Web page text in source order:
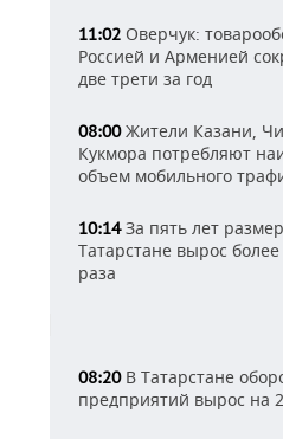
11:02 Оверчук:
Россией и Арменией
две трети за год
08:00Жители Казани,
Кукмора потребляют
объем мобильного
10:14За пять лет
Татарстане вырос
раза
08:20В Татарстане
предприятий вырос на